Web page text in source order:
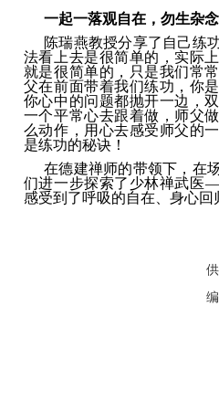
一起一落观自在，勿生杂
陈瑞燕教授分享了自己练
法看上去是很简单的，实际
就是很简单的，只是我们常
父在前面带着我们练功，你
你心中的问题都抛开一边，
一个平常心去跟着做，师父
么动作，用心去感受师父的
是练功的秘诀！
在德建禅师的带领下，在
们进一步探索了少林禅武医
感受到了呼吸的自在、身心回